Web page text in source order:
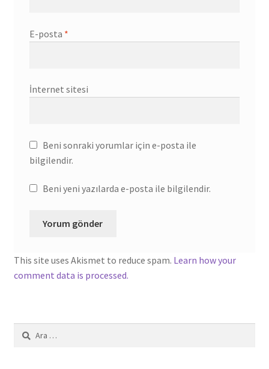
E-posta *
İnternet sitesi
Beni sonraki yorumlar için e-posta ile
bilgilendir.
Beni yeni yazılarda e-posta ile bilgilendir.
This site uses Akismet to reduce spam. Learn how your
comment data is processed.
Arama: